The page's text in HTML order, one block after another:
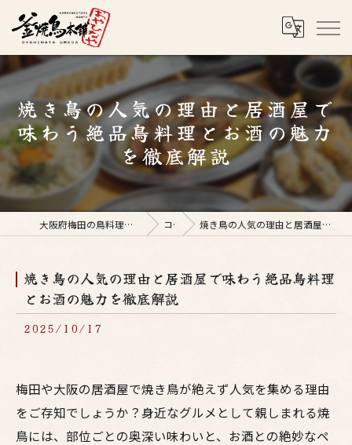
焼き鳥の人気の理由と居酒屋で
味わう絶品鳥料理とお酒の魅力
を徹底解説
大阪府梅田の鳥料理なら釜焼鳥本舗おやひなや 梅田店 コラム 焼き鳥の人気の理由と居酒屋で味わう絶品鳥料理とお酒の魅力を徹底解説
焼き鳥の人気の理由と居酒屋で味わう絶品鳥料理
とお酒の魅力を徹底解説
2025/10/17
梅田や大阪の居酒屋で焼き鳥が絶えず人気を集める理由
をご存知でしょうか？身近なグルメとして親しまれる焼
鳥には、部位ごとの奥深い味わいと、お酒との絶妙なペ